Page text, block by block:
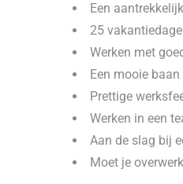
Een
25
Werken met
Een mooie
Prettige
Werken in een
Aan de slag bij
Moet je